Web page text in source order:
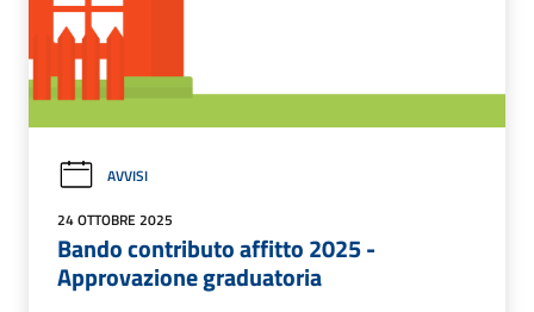
AVVISI
24 OTTOBRE 2025
Bando contributo affitto 2025 -
Approvazione graduatoria